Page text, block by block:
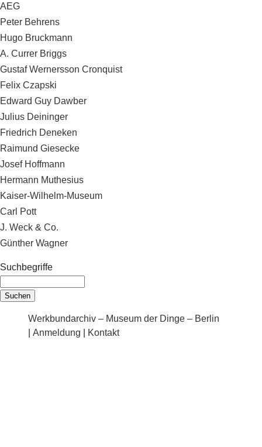
AEG
Peter Behrens
Hugo Bruckmann
A. Currer Briggs
Gustaf Wernersson Cronquist
Felix Czapski
Edward Guy Dawber
Julius Deininger
Friedrich Deneken
Raimund Giesecke
Josef Hoffmann
Hermann Muthesius
Kaiser-Wilhelm-Museum
Carl Pott
J. Weck & Co.
Günther Wagner
Suchbegriffe
Werkbundarchiv – Museum der Dinge – Berlin
Anmeldung Kontakt